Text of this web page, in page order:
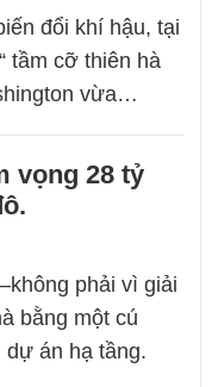
đổi khí hậu, tại
tầm cỡ thiên hà
vừa…
vọng 28 tỷ
phải vì giải
bằng một cú
dự án hạ tầng.